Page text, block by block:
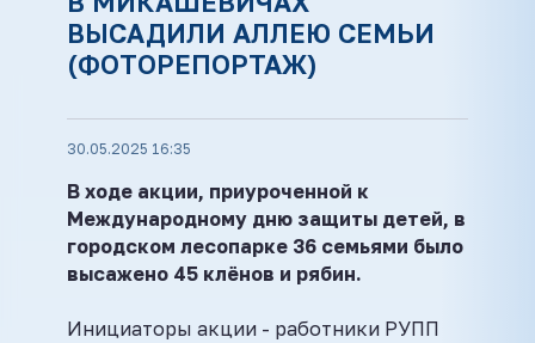
ВЫСАДИЛИ АЛЛЕЮ СЕМЬИ
(ФОТОРЕПОРТАЖ)
30.05.2025 16:35
В ходе акции, приуроченной к
Международному дню защиты детей, в
городском лесопарке 36 семьями было
высажено 45 клёнов и рябин.
Инициаторы акции - работники РУПП